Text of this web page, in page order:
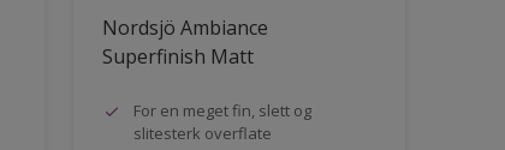
Nordsjö Ambiance
Superfinish Matt
For en meget fin, slett og
slitesterk overflate